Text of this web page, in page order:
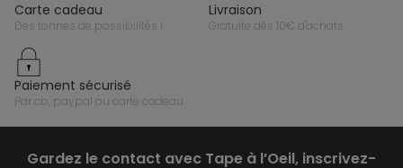
carte cadeau
des tonnes de possibilités !
livraison
gratuite dès 10€ d'achats
paiement sécurisé
par cb, paypal ou carte cadeau
Gardez le contact avec Tape à l’Oeil, inscrivez-